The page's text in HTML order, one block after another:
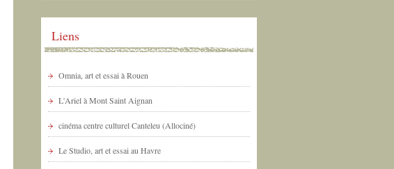
Liens
Omnia, art et essai à Rouen
L'Ariel à Mont Saint Aignan
cinéma centre culturel Canteleu (Allociné)
Le Studio, art et essai au Havre